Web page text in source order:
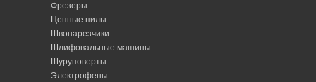
Фрезеры
Цепные пилы
Швонарезчики
Шлифовальные машины
Шуруповерты
Электрофены